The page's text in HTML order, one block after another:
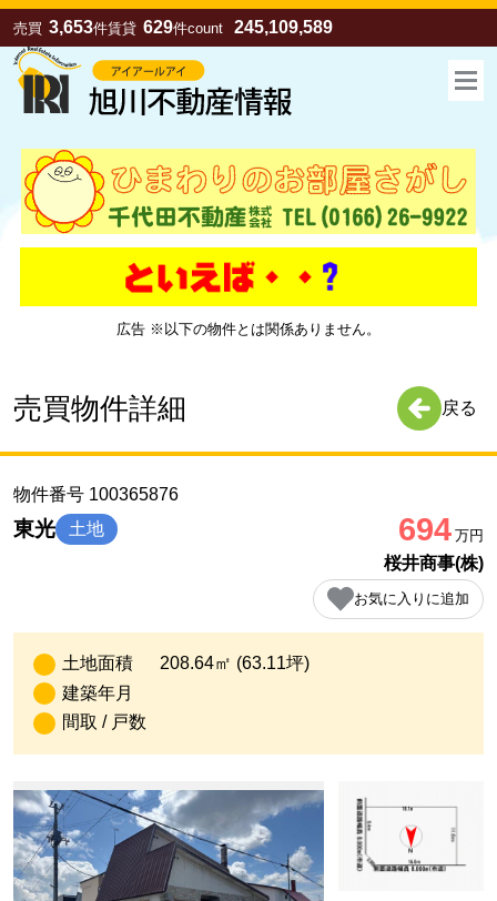
売買 3,653件賃貸 629件count 245,109,589
賃貸
広告 ※以下の物件とは関係ありません。
売買物件詳細 戻る
物件番号 100365876
東光 土地 694 万円
桜井商事(株)
お気に入りに追加
土地面積
208.64㎡ (63.11坪)
建築年月
間取 / 戸数